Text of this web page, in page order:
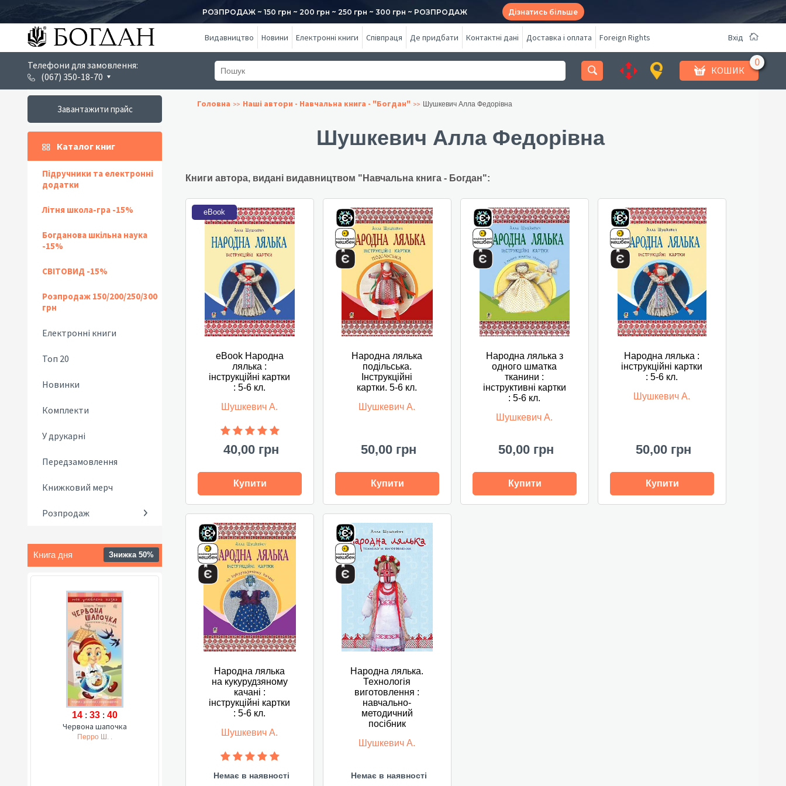
РОЗПРОДАЖ ~ 150 грн ~ 200 грн ~ 250 грн ~ 300 грн ~ РОЗПРОДАЖ Дізнатись більше
Видавництво Новини Електронні книги Співпраця Де придбати Контактні дані Доставка і оплата Foreign Rights Вхід
Телефони для замовлення:
(067) 350-18-70
КОШИК
Завантажити прайс
Каталог книг
Підручники та електронні
додатки
Літня школа-гра -15%
Богданова шкільна наука
-15%
СВІТОВИД -15%
Розпродаж 150/200/250/300
грн
Електронні книги
Топ 20
Новинки
Комплекти
У друкарні
Передзамовлення
Книжковий мерч
Розпродаж
Книга дня Знижка 50%
14 : 33 : 39
Червона шапочка
Перро Ш. .
Головна Наші автори - Навчальна книга - "Богдан" Шушкевич Алла Федорівна
Шушкевич Алла Федорівна
Книги автора, видані видавництвом "Навчальна книга - Богдан":
eBook
eBook Народна
лялька :
інструкційні картки
: 5-6 кл.
Шушкевич А.
40,00 грн
Купити
Народна лялька
подільська.
Інструкційні
картки. 5-6 кл.
Шушкевич А.
50,00 грн
Купити
Народна лялька з
одного шматка
тканини :
інструктивні картки
: 5-6 кл.
Шушкевич А.
50,00 грн
Купити
Народна лялька :
інструкційні картки
: 5-6 кл.
Шушкевич А.
50,00 грн
Купити
Народна лялька
на кукурудзяному
качані :
інструкційні картки
: 5-6 кл.
Шушкевич А.
Немає в наявності
Народна лялька.
Технологія
виготовлення :
навчально-
методичний
посібник
Шушкевич А.
Немає в наявності